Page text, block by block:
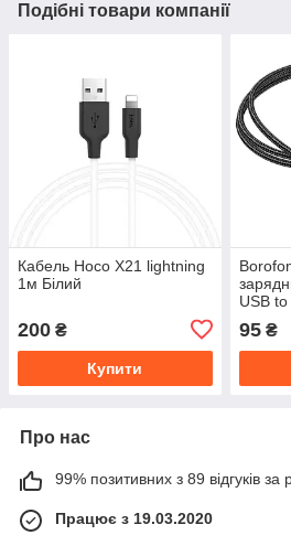
Подібні товари компанії
Кабель Hoco X21 lightning
1м Білий
200 ₴
Купити
USB
95₴
Про нас
99% позитивних з 89 відгуків за
Працює з 19.03.2020